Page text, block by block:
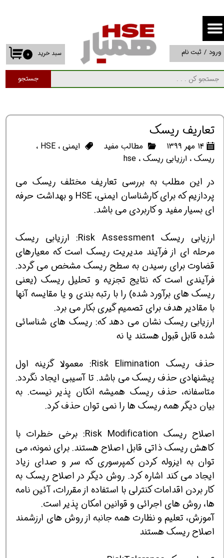
جستجو
۰ سبد خرید ورود / ثبت نام
حساب کاربری من
تغییر گذر واژه
سفارشات
تعاریف ریسک
۱۴ مهر ۱۳۹۹ مطالب مفید ایمنی، HSE ،
ریسک، ارزیابی ریسک، hse
در این مطلب به بررسی تعاریف مختلف ریسک می
پردازیم که برای کارشناسان ایمنی، HSE و بهداشت حرفه
ای بسیار مفید و کاربردی می باشد.
ارزیابی ریسک Risk Assessment: ارزیابی ریسک
مرحله ای از فرآیند مدیریت ریسک است که معیارهای
قضاوت برای رسیدن به سطح ریسک مشخص می گردد.
فرآیندی است که نتایج تجزیه و تحلیل ریسک (یعنی
ریسک های برآورد شده) را با رتبه بندی و یا مقایسه آنها
با مقادیر هدف برای تصمیم گیری بکار می برد.
ارزیابی ریسک نشان می دهد که: ریسک های شناسائی
شده قابل قبول هستند یا نه
حذف ریسک Risk Elimination: معمولا گزینه اول
پیشنهادی حذف ریسک می باشد. تا آسیبی ایجاد نگردد.
متاسفانه، حذف ریسک همیشه انکان پذیر نیست. به
بیان دیگر همه ریسک ها را نمی توان حذف کرد.
اصلاح ریسک Risk Modification: برخی خطرات با
کاهش ریسک ذاتی قابل اصلاح هستند. برای نمونه، می
توان به ایزوله کردن کمپرسوری که سر و صدای زیاد
ایجاد می کند اشاره کرد. روش دیگر در اصلاح ریسک به
کار بردن اقدامات کنترلی با استفاده از مقررات، آئین نامه
ها، روش های اجرائی و قوانین امکان پذیر است.
آموزش، تعلیم و نظارت همه جانبه از روش های ارزشمند
اصلاح ریسک هستند